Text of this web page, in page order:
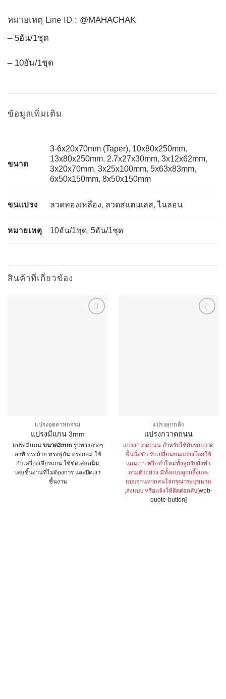
หมายเหตุ Line ID : @MAHACHAK
– 5อัน/1ชุด
– 10อัน/1ชุด
ข้อมูลเพิ่มเติม
ขนาด
3-6x20x70mm (Taper), 10x80x250mm,
13x80x250mm, 2.7x27x30mm, 3x12x62mm,
3x20x70mm, 3x25x100mm, 5x63x83mm,
6x50x150mm, 8x50x150mm
ขนแปรง ลวดทองเหลือง, ลวดสแตนเลส,ไนลอน
หมายเหตุ 10อัน/1ชุด, 5อัน/1ชุด
สินค้าที่เกี่ยวข้อง
แปรงอุตสาหกรรม
แปรงมีแกน 3mm
แปรงมีเเกน ขนาด3mm รูปทรงต่างๆ
อาทิ ทรงถ้วย ทรงพู่กัน ทรงกลม ใช้
กับเครื่องเจียรแกน ใช้ขัดเศษสนิม
เศษชิ้นงานที่ไม่ต้องการ และปัดเงา
ชิ้นงาน
แปรงลูกกลิ้ง
แปรงกวาดถนน
แปรงกวาดถนน สำหรับใช้กับรถกวาด
พื้นนั่งขับ รับเปลี่ยนขนแปรงโดยใช้
แกนเก่า หรือทำใหม่ทั้งลูกรับสั่งทำ
ตามตัวอย่าง มีทั้งแบบลูกกลิ้งและ
แบบจานหากสนใจกรุณาระบุขนาด
,ส่งแบบ หรือแจ้งให้ติดต่อกลับ[wpb-
quote-button]